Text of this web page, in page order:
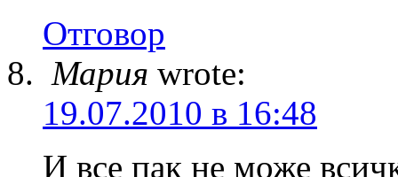
Отговор
Мария wrote:
19.07.2010 в 16:48
И все пак не може